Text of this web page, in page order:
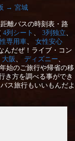
→ 宮城
離バスの時刻表・路
4列シート 3列独立
専用車
女性安心
んだぜ！ライブ・コン
大阪 ディズニー
始のご旅行や帰省の移
き方を調べる事ができ
ス旅行もいいもんだよ